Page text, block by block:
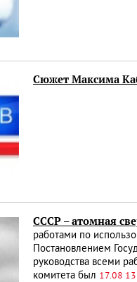
Сюжет Максима
СССР – атомная
работами по
Постановлением
руководства всеми
комитета был 17.08